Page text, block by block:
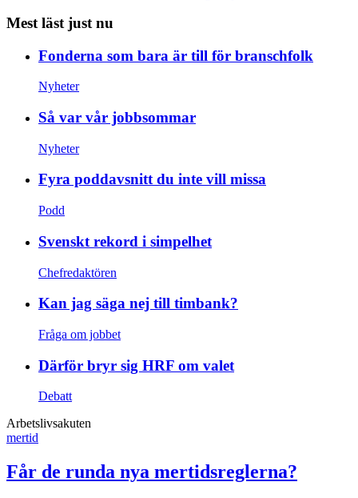
Mest läst just nu
Fonderna som bara är till för branschfolk
Nyheter
Så var vår jobbsommar
Nyheter
Fyra poddavsnitt du inte vill missa
Podd
Svenskt rekord i simpelhet
Chefredaktören
Kan jag säga nej till timbank?
Fråga om jobbet
Därför bryr sig HRF om valet
Debatt
Arbetslivsakuten
mertid
Får de runda nya mertidsreglerna?